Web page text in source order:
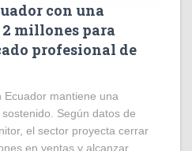
con una
millones para
profesional de
Ecuador mantiene una
Según datos de
el sector proyecta cerrar
en ventas y alcanzar